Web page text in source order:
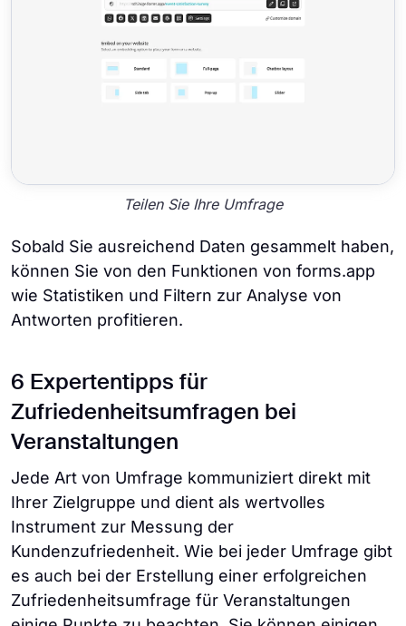
Teilen Sie Ihre Umfrage
Sobald Sie ausreichend Daten gesammelt haben,
können Sie von den Funktionen von forms.app
wie Statistiken und Filtern zur Analyse von
Antworten profitieren.
6 Expertentipps für
Zufriedenheitsumfragen bei
Veranstaltungen
Jede Art von Umfrage kommuniziert direkt mit
Ihrer Zielgruppe und dient als wertvolles
Instrument zur Messung der
Kundenzufriedenheit. Wie bei jeder Umfrage gibt
es auch bei der Erstellung einer erfolgreichen
Zufriedenheitsumfrage für Veranstaltungen